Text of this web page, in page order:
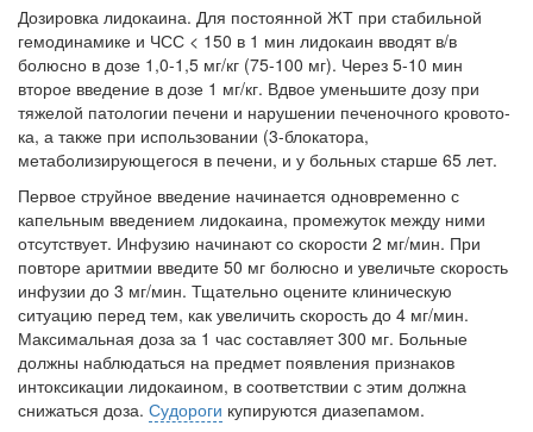
Дозировка лидокаина. Для постоянной ЖТ при стабильной
гемодина­мике и ЧСС < 150 в 1 мин лидокаин вводят в/в
болюсно в дозе 1,0-1,5 мг/кг (75-100 мг). Через 5-10 мин
второе введение в дозе 1 мг/кг. Вдвое уменьши­те дозу при
тяжелой патологии печени и нарушении печеночного кровото­
ка, а также при использовании (3-блокатора,
метаболизирующегося в печени, и у больных старше 65 лет.
Первое струйное введение начинается одновременно с
капельным введением лидокаина, промежуток между ними
отсутствует. Инфузию на­чинают со скорости 2 мг/мин. При
повторе аритмии введите 50 мг болюсно и увеличьте скорость
инфузии до 3 мг/мин. Тщательно оцените клиническую
ситуацию перед тем, как увеличить скорость до 4 мг/мин.
Максимальная доза за 1 час составляет 300 мг. Больные
должны наблюдаться на предмет появ­ления признаков
интоксикации лидокаином, в соответствии с этим должна
снижаться доза. Судороги купируются диазепамом.